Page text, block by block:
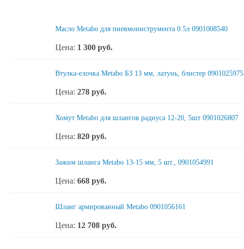
Масло Metabo для пневмоинструмента 0.5л 0901008540
Цена: 1 300 руб.
Втулка-елочка Metabo БЗ 13 мм, латунь, блистер 0901025975
Цена: 278 руб.
Хомут Metabo для шлангов радиуса 12-20, 5шт 0901026807
Цена: 820 руб.
Зажим шланга Metabo 13-15 мм, 5 шт., 0901054991
Цена: 668 руб.
Шланг армированный Metabo 0901056161
Цена: 12 708 руб.